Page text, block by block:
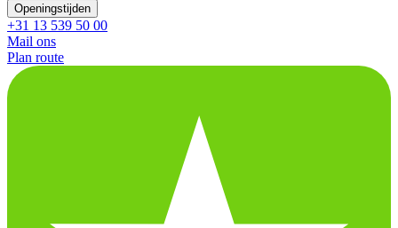
Openingstijden
+31 13 539 50 00
Mail ons
Plan route